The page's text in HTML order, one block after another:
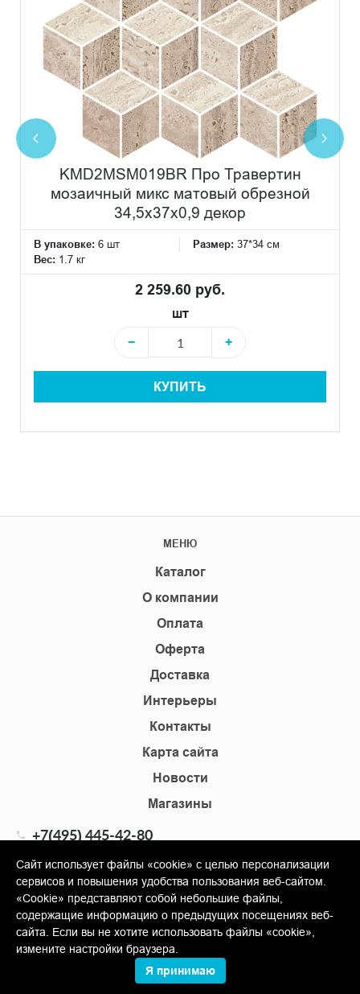
KMD2MSM019BR Про Травертин
мозаичный микс матовый обрезной
34,5x37x0,9 декор
В упаковке: 6 шт Размер: 37*34 см
Вес: 1.7 кг
2 259.60 руб.
шт
−
+
КУПИТЬ
МЕНЮ
Каталог
О компании
Оплата
Оферта
Доставка
Интерьеры
Контакты
Карта сайта
Новости
Магазины
+7(495) 445-42-80
info@shopkm.ru
© Copyright 2013-2026 KERAMA MARAZZI, ООО «Гамма
Керамика»
Сайт использует файлы «cookie» с целью персонализации
сервисов и повышения удобства пользования веб-сайтом.
«Cookie» представляют собой небольшие файлы,
содержащие информацию о предыдущих посещениях веб-
сайта. Если вы не хотите использовать файлы «cookie»,
измените настройки браузера.
Я принимаю